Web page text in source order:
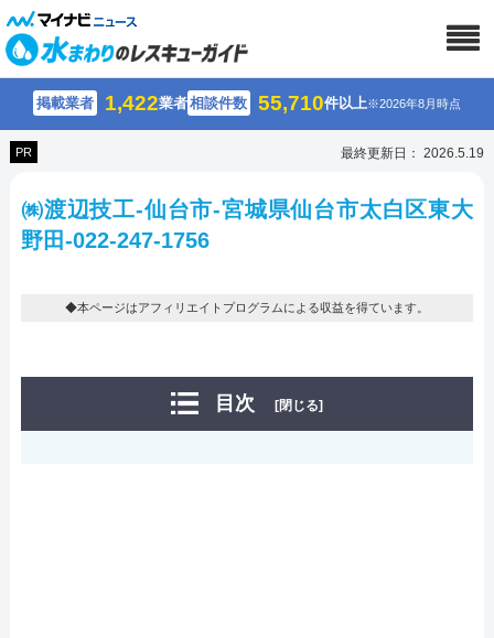
掲載業者 1,422業者相談件数 55,710件以上※2026年8月時点
PR 最終更新日： 2026.5.19
㈱渡辺技工-仙台市-宮城県仙台市太白区東大
野田-022-247-1756
◆本ページはアフィリエイトプログラムによる収益を得ています。
目次 [閉じる]